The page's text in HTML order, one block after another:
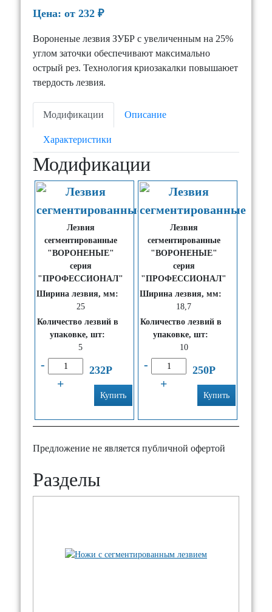
Цена: от 232 ₽
Вороненые лезвия ЗУБР с увеличенным на 25%
углом заточки обеспечивают максимально
острый рез. Технология криозакалки повышаюет
твердость лезвия.
Модификации Описание
Характеристики
Модификации
Лезвия
сегментированные
"ВОРОНЕНЫЕ"
серия
"ПРОФЕССИОНАЛ"
Ширина лезвия, мм:
25
Количество лезвий в
упаковке, шт:
5
-
+
232Р
Купить
Лезвия
сегментированные
"ВОРОНЕНЫЕ"
серия
"ПРОФЕССИОНАЛ"
Ширина лезвия, мм:
18,7
Количество лезвий в
упаковке, шт:
10
-
+
250Р
Купить
Предложение не является публичной офертой
Разделы